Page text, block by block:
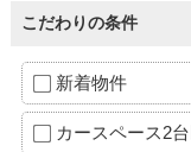
こだわりの条件
新着物件
カースペース2